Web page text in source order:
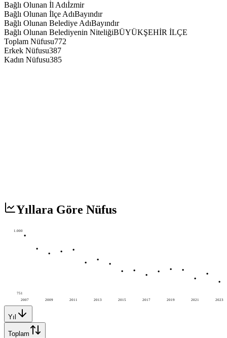
Bağlı Olunan İl Adıİzmir
Bağlı Olunan İlçe AdıBayındır
Bağlı Olunan Belediye AdıBayındır
Bağlı Olunan Belediyenin NiteliğiBÜYÜKŞEHİR İLÇE
Toplam Nüfusu772
Erkek Nüfusu387
Kadın Nüfusu385
Yıllara Göre Nüfus
2007 2009 2011 2013 2015 2017 2019 2021 2023
1.000
751
Yıl
Toplam